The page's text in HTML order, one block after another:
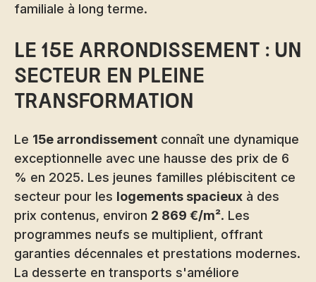
familiale à long terme.
Le 15e arrondissement : un
secteur en pleine
transformation
Le 15e arrondissement connaît une dynamique
exceptionnelle avec une hausse des prix de 6
% en 2025. Les jeunes familles plébiscitent ce
secteur pour les logements spacieux à des
prix contenus, environ 2 869 €/m². Les
programmes neufs se multiplient, offrant
garanties décennales et prestations modernes.
La desserte en transports s'améliore